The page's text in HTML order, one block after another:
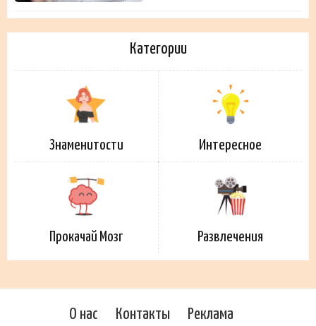
Категории
Знаменитости Интересное
Прокачай Мозг Развлечения
О нас Контакты Реклама